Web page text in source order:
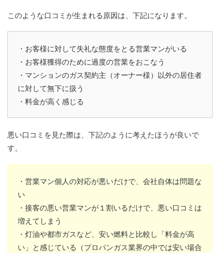
このような口コミが生まれる原因は、下記になります。
・お客様に対して失礼な態度をとる営業マンがいる
・お客様獲得のために過度の営業をおこなう
・マンションのガス契約主（オーナー様）以外の居住者
に対して無下に扱う
・料金が高く感じる
悪い口コミを見た際は、下記のように考えたほうが良いで
す。
・営業マン個人の対応が悪いだけで、会社自体は問題な
い
・接客の悪い営業マンが１割いるだけで、悪い口コミは
増えてしまう
・灯油や都市ガスなど、安い燃料と比較し「料金が高
い」と感じている（プロパンガス業界の中では安い場合